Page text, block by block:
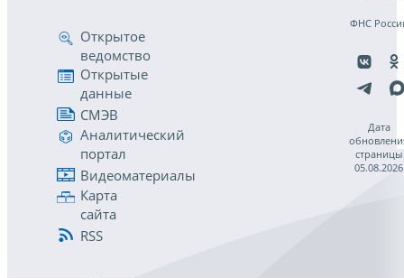
Открытое
ведомство
Открытые
данные
СМЭВ
Аналитический
портал
Видеоматериалы
Карта
сайта
RSS
ФНС
Дата
страницы
05.08.2026